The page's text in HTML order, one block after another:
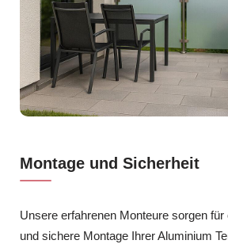
Montage und Sicherheit
Unsere erfahrenen Monteure sorgen
und sichere Montage Ihrer Aluminium